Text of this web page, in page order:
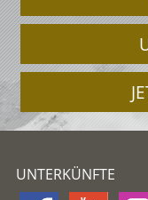
UNTERKÜNFTE